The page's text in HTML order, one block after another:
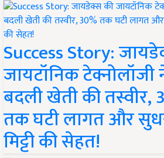
Success Story:
जायटॉनिक टेक्नोलॉजी
बदली खेती की तस्वीर,
तक घटी लागत और
मिट्टी की सेहत!